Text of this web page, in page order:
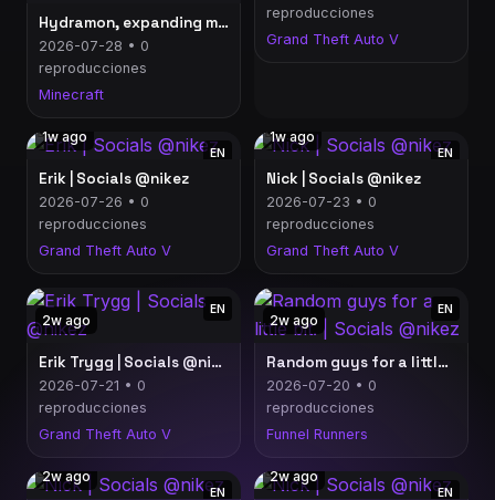
Hydramon, expanding my audience | Socials @nikez
2026-07-28 • 0
reproducciones
Minecraft
reproducciones
Grand Theft Auto V
1w ago
EN
Erik | Socials @nikez
2026-07-26 • 0
reproducciones
Grand Theft Auto V
1w ago
EN
Nick | Socials @nikez
2026-07-23 • 0
reproducciones
Grand Theft Auto V
2w ago
EN
Erik Trygg | Socials @nikez
2026-07-21 • 0
reproducciones
Grand Theft Auto V
2w ago
EN
Random guys for a little bit. | Socials @nikez
2026-07-20 • 0
reproducciones
Funnel Runners
2w ago
EN
2w ago
EN